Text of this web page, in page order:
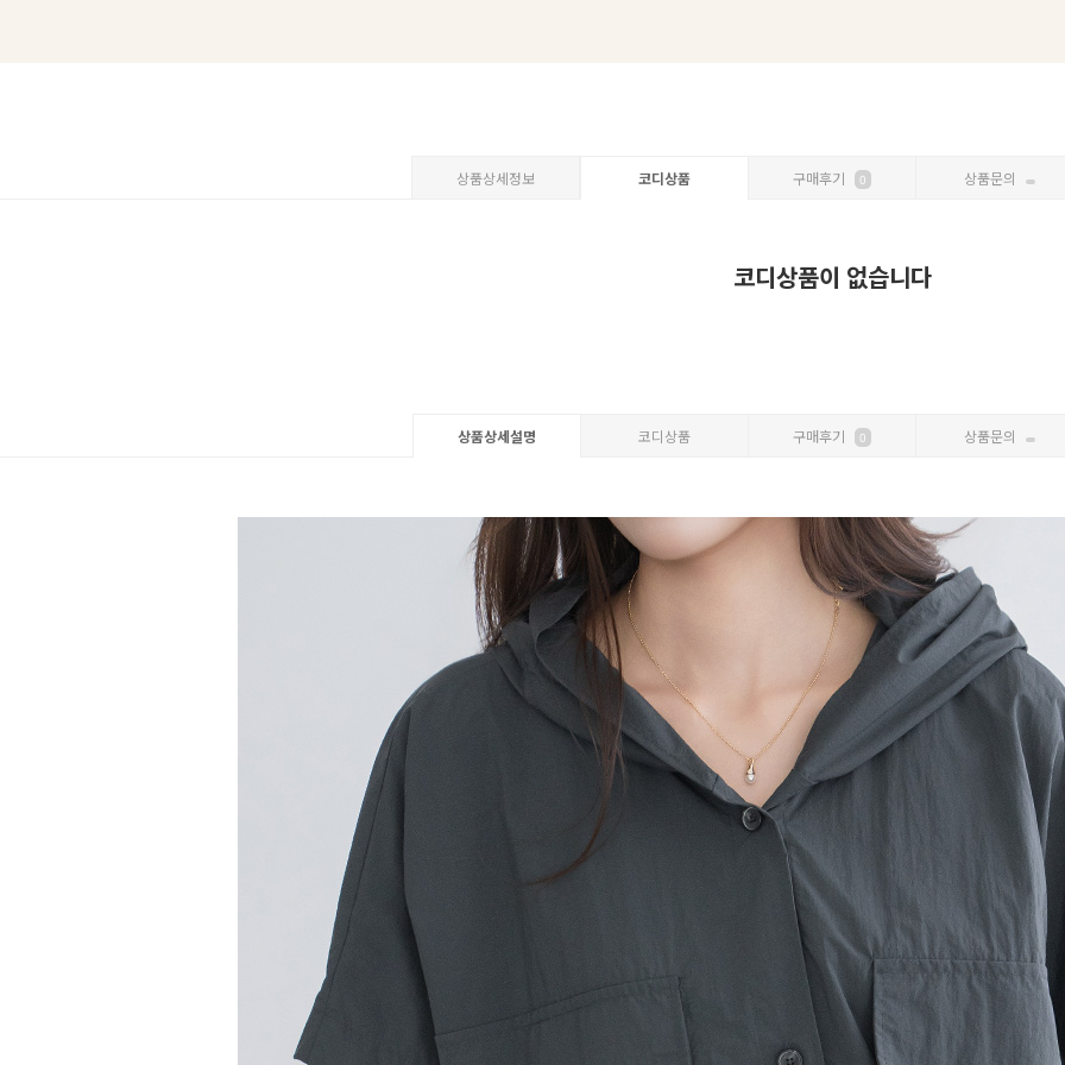
상품상세정보 코디상품 구매후기 0 상품문의
코디상품이 없습니다
상품상세설명 코디상품 구매후기 0 상품문의